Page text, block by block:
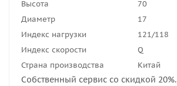
Высота
70
Диаметр
17
Индекс нагрузки
121/118
Индекс скорости
Q
Страна производства
Китай
Собственный сервис со скидкой 20%.